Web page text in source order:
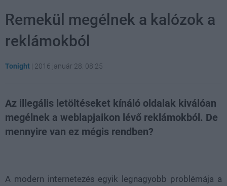
Remekül megélnek a kalózok a
reklámokból
Tonight | 2016 január 28. 08:25
Az illegális letöltéseket kínáló oldalak kiválóan
megélnek a weblapjaikon lévő reklámokból. De
mennyire van ez mégis rendben?
A modern internetezés egyik legnagyobb problémája a